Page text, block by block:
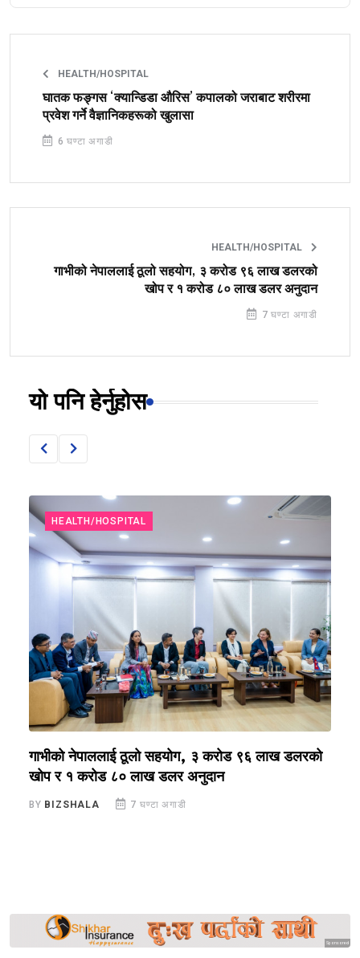
HEALTH/HOSPITAL
घातक फङ्गस ‘क्यान्डिडा औरिस’ कपालको जराबाट शरीरमा
प्रवेश गर्ने वैज्ञानिकहरूको खुलासा
6 घण्टा अगाडी
HEALTH/HOSPITAL
गाभीको नेपाललाई ठूलो सहयोग, ३ करोड ९६ लाख डलरको
खोप र १ करोड ८० लाख डलर अनुदान
7 घण्टा अगाडी
यो पनि हेर्नुहोस
HEALTH/HOSPITAL
गाभीको नेपाललाई ठूलो सहयोग, ३ करोड ९६ लाख डलरको
खोप र १ करोड ८० लाख डलर अनुदान
BY BIZSHALA 7 घण्टा अगाडी
Sponsored